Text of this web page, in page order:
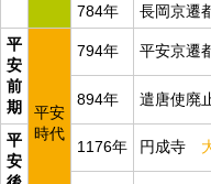
784年
長岡京遷
平
安
前
期
平安
時代
794年 平安京遷
894年 遣唐使廃
平
安
1176年 円成寺